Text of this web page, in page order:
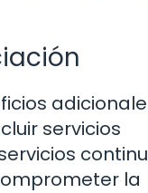
servicios
la